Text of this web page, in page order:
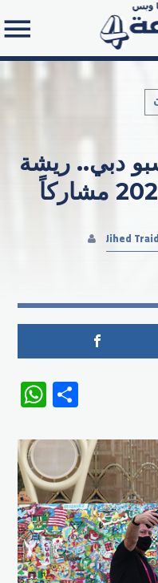
Search
دبي.. ريشة
Jihed
WhatsApp